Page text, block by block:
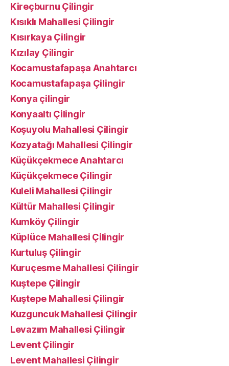
Kireçburnu Çilingir
Kısıklı Mahallesi Çilingir
Kısırkaya Çilingir
Kızılay Çilingir
Kocamustafapaşa Anahtarcı
Kocamustafapaşa Çilingir
Konya çilingir
Konyaaltı Çilingir
Koşuyolu Mahallesi Çilingir
Kozyatağı Mahallesi Çilingir
Küçükçekmece Anahtarcı
Küçükçekmece Çilingir
Kuleli Mahallesi Çilingir
Kültür Mahallesi Çilingir
Kumköy Çilingir
Küplüce Mahallesi Çilingir
Kurtuluş Çilingir
Kuruçesme Mahallesi Çilingir
Kuştepe Çilingir
Kuştepe Mahallesi Çilingir
Kuzguncuk Mahallesi Çilingir
Levazım Mahallesi Çilingir
Levent Çilingir
Levent Mahallesi Çilingir